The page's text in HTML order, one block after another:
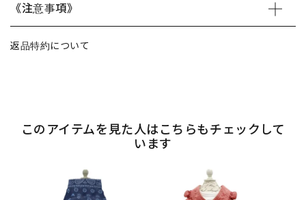
《注意事項》
返品特約について
このアイテムを見た人はこちらもチェックして
います